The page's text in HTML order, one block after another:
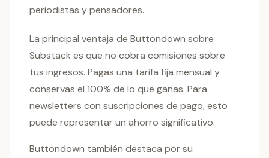
periodistas y pensadores.
La principal ventaja de Buttondown sobre
Substack es que no cobra comisiones sobre
tus ingresos. Pagas una tarifa fija mensual y
conservas el 100% de lo que ganas. Para
newsletters con suscripciones de pago, esto
puede representar un ahorro significativo.
Buttondown también destaca por su